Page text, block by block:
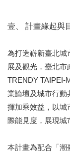
年
文
節
慶
廉
政
專
貴
壹、 計畫緣起與
為打造嶄新臺北城
展及觀光，臺北
TRENDY TAIPEI-
業論壇及城市行動
揮加乘效益，以城
際能見度，展現城
本計畫為配合「潮